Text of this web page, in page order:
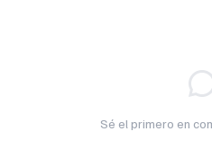
Sé el primero en